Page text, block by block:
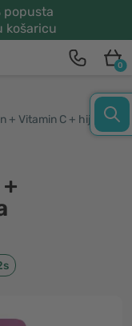
popusta
košaricu
0